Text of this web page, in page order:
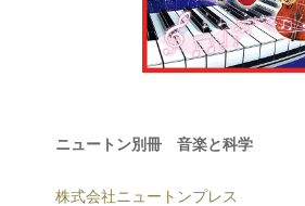
ニュートン別冊 音楽と科学
株式会社ニュートンプレス